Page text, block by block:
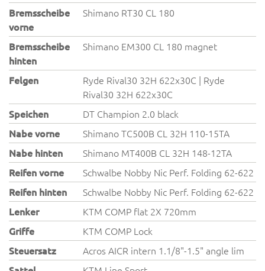
Bremsscheibe
vorne
Shimano RT30 CL 180
Bremsscheibe
hinten
Shimano EM300 CL 180 magnet
Felgen
Ryde Rival30 32H 622x30C | Ryde
Rival30 32H 622x30C
Speichen
DT Champion 2.0 black
Nabe vorne
Shimano TC500B CL 32H 110-15TA
Nabe hinten
Shimano MT400B CL 32H 148-12TA
Reifen vorne
Schwalbe Nobby Nic Perf. Folding 62-622
Reifen hinten
Schwalbe Nobby Nic Perf. Folding 62-622
Lenker
KTM COMP flat 2X 720mm
Griffe
KTM COMP Lock
Steuersatz
Acros AICR intern 1.1/8"-1.5" angle lim